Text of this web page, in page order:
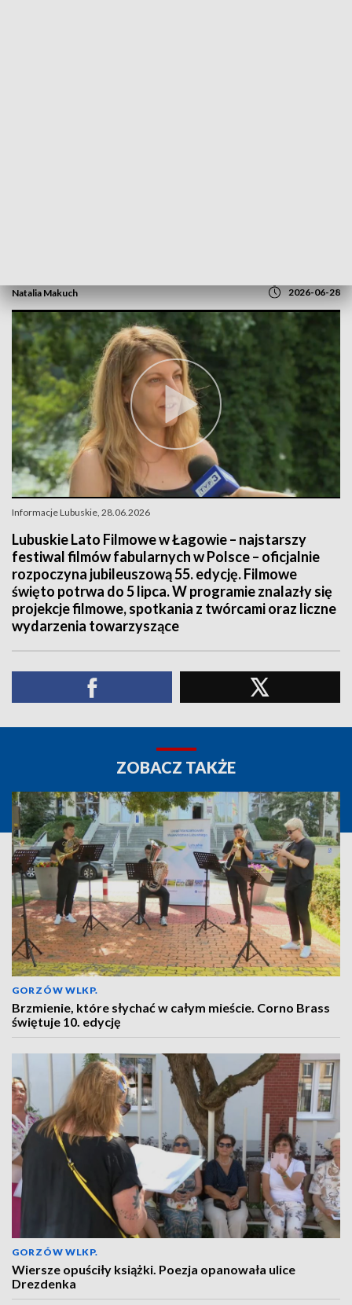
Natalia Makuch 2026-06-28
Informacje Lubuskie, 28.06.2026
Lubuskie Lato Filmowe w Łagowie – najstarszy
festiwal filmów fabularnych w Polsce – oficjalnie
rozpoczyna jubileuszową 55. edycję. Filmowe
święto potrwa do 5 lipca. W programie znalazły się
projekcje filmowe, spotkania z twórcami oraz liczne
wydarzenia towarzyszące
ZOBACZ TAKŻE
GORZÓW WLKP.
Brzmienie, które słychać w całym mieście. Corno Brass
świętuje 10. edycję
GORZÓW WLKP.
Wiersze opuściły książki. Poezja opanowała ulice
Drezdenka